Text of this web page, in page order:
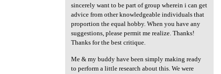
sincerely want to be part of group wherein i can get
advice from other knowledgeable individuals that
proportion the equal hobby. When you have any
suggestions, please permit me realize. Thanks!
Thanks for the best critique.
Me & my buddy have been simply making ready
to perform a little research about this. We were